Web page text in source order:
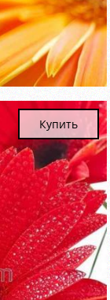
Купить